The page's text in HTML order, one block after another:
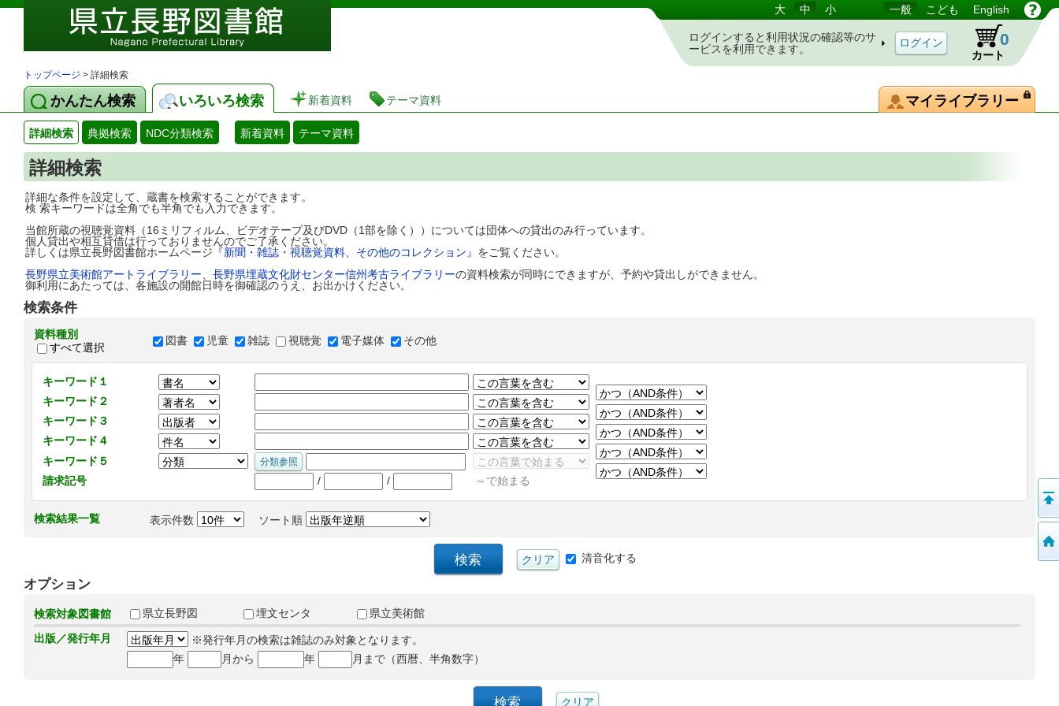
図書館 蔵書検索・予約システム 大 中 小 一般 こども English
ログインすると利用状況の確認等のサ
ービスを利用できます。
カート
0
トップページ > 詳細検索
かんたん検索 いろいろ検索 新着資料 テーマ資料 マイライブラリー
詳細検索 典拠検索 NDC分類検索 新着資料 テーマ資料
詳細検索
詳細な条件を設定して、蔵書を検索することができます。
検 索キーワードは全角でも半角でも入力できます。
当館所蔵の視聴覚資料（16ミリフィルム、ビデオテープ及びDVD（1部を除く））については団体への貸出のみ行っています。
個人貸出や相互貸借は行っておりませんのでご了承ください。
詳しくは県立長野図書館ホームページ 『新聞・雑誌・視聴覚資料、その他のコレクション』 をご覧ください。
長野県立美術館アートライブラリー
長野県埋蔵文化財センター信州考古ライブラリーの資料検索が同時にできますが、予約や貸出しができません。
御利用にあたっては、各施設の開館日時を御確認のうえ、お出かけください。
検索条件
資料種別
すべて選択
図書 児童 雑誌 視聴覚 電子媒体 その他
キーワード１
キーワード２
キーワード３
キーワード４
キーワード５
請求記号
/ / ～で始まる
検索結果一覧 表示件数 ソート順
清音化する
オプション
検索対象図書館 県立長野図 埋文センタ
県立美術館
出版／発行年月
※発行年月の検索は雑誌のみ対象となります。
年
月から 年 月まで（西暦、半角数字）